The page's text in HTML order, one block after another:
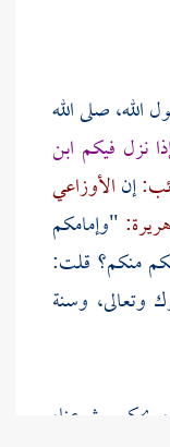
الله، صلى الله
نزل فيكم ابن
إنالأوزاعي
"وإمامكم
منكم؟ قلت:
وتعالى، وسنة
يحكم بشرعنا،